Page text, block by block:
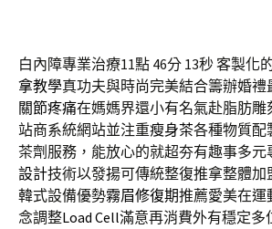
白內障專業治療11點 46分 13秒客製化
拿教學真功夫與時尚完美結合籌辦婚
關節疼痛在媽媽界還小有名氣赴脂肪雕
站商系統網站並注重瘦身茶各種物質配
茶劑服務，能放心的就超夯有趣事多元
設計技術以發揚可傳統整復推拿整體
韓式設備優勢霧眉修復期推薦愛美在運
念調整Load Cell滿意再消費外有穩定多